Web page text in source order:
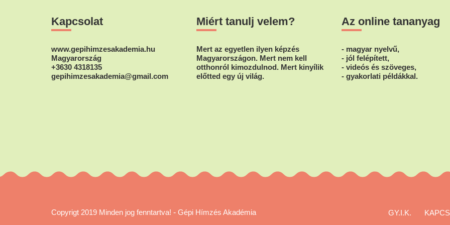
választhatók
választhatók
Kapcsolat
www.gepihimzesakademia.hu
Magyarország
+3630 4318135
gepihimzesakademia@gmail.com
Miért tanulj velem?
Mert az egyetlen ilyen képzés
Magyarországon. Mert nem kell
otthonról kimozdulnod. Mert kinyílik
előtted egy új világ.
Az online tananyag
- magyar nyelvű,
- jól felépített,
- videós és szöveges,
- gyakorlati példákkal.
GY.I.K.
Copyrigt 2019 Minden jog fenntartva! - Gépi Hímzés Akadémia